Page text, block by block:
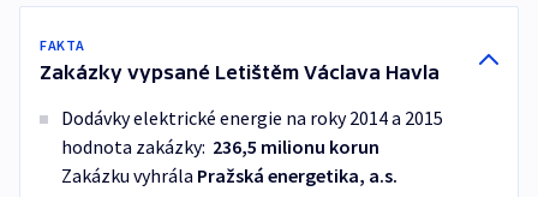
FAKTA
Zakázky vypsané Letištěm Václava Havla
Dodávky elektrické energie na roky 2014 a 2015
hodnota zakázky: 236,5 milionu korun
Zakázku vyhrála Pražská energetika, a.s.